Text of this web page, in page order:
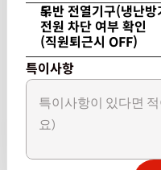
무반 전열기구(냉난방
전원 차단 여부 확인
(직원퇴근시 OFF)
특이사항